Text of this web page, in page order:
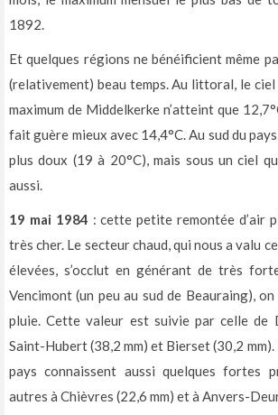
1892.
Et quelques régions ne bénéificient même
(relativement) beau temps. Au littoral, le
maximum de Middelkerke n’atteint que
fait guère mieux avec 14,4°C. Au sud du
plus doux (19 à 20°C), mais sous un ciel
aussi.
19 mai 1984 : cette petite remontée d’air
très cher. Le secteur chaud, qui nous a valu
élevées, s’occlut en générant de très
Vencimont (un peu au sud de Beauraing),
pluie. Cette valeur est suivie par celle de
Saint-Hubert (38,2 mm) et Bierset (30,2 mm).
pays connaissent aussi quelques fortes
autres à Chièvres (22,6 mm) et à Anvers-